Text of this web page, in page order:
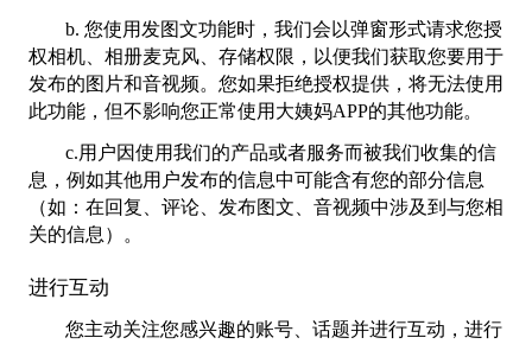
b. 您使用发图文功能时，我们会以弹窗形式请求您授
权相机、相册麦克风、存储权限，以便我们获取您要用于
发布的图片和音视频。您如果拒绝授权提供，将无法使用
此功能，但不影响您正常使用大姨妈APP的其他功能。
c.用户因使用我们的产品或者服务而被我们收集的信
息，例如其他用户发布的信息中可能含有您的部分信息
（如：在回复、评论、发布图文、音视频中涉及到与您相
关的信息）。
进行互动
您主动关注您感兴趣的账号、话题并进行互动，进行